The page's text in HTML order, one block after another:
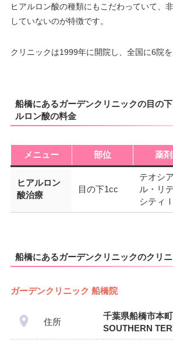
ヒアルロン酸の種類にもこだわっていて、
していないのが特徴です。
クリニックは1999年に開院し、全国に6院を
船橋にあるガーデンクリニックの目の
ルロン酸の料金
メニュー 部位 薬剤
ヒアルロン
酸治療
目の下1cc
テオシア
ル・リ
シティⅠ
船橋にあるガーデンクリニックのクリ
ガーデンクリニック 船橋院
住所
千葉県船橋市本
SOUTHERN